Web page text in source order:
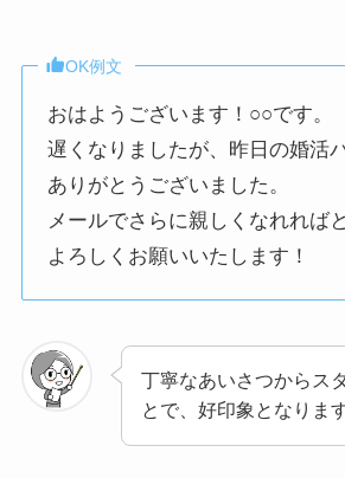
OK例文
おはようございます！○○です。
遅くなりましたが、昨日の婚活
ありがとうございました。
メールでさらに親しくなれれば
よろしくお願いいたします！
丁寧なあいさつからス
とで、好印象となります